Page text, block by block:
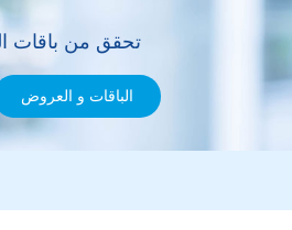
تحقق من باقات
الباقات و العروض